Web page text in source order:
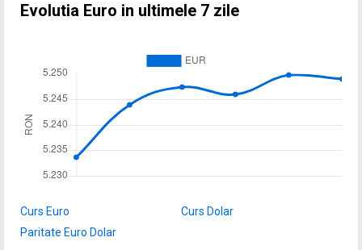
Evolutia Euro in ultimele 7 zile
Curs Euro
Curs Dolar
Paritate Euro Dolar